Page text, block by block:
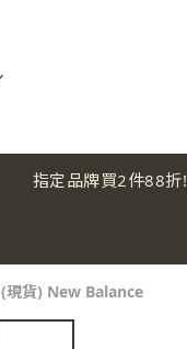
指定品牌買2件88折!
(現貨) New Balance